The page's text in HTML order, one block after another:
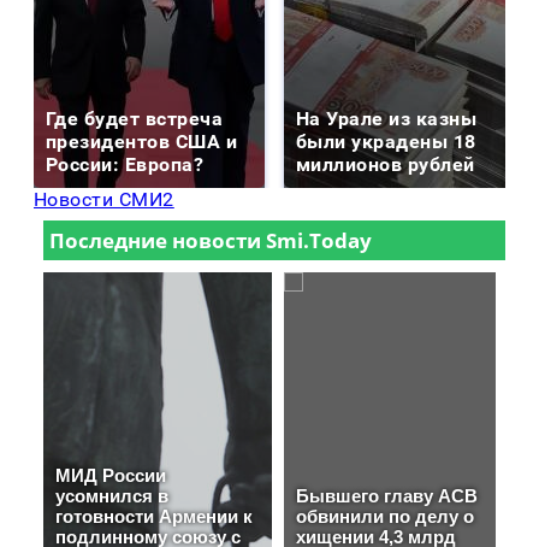
Где будет встреча
президентов США и
России: Европа?
На Урале из казны
были украдены 18
миллионов рублей
Новости СМИ2